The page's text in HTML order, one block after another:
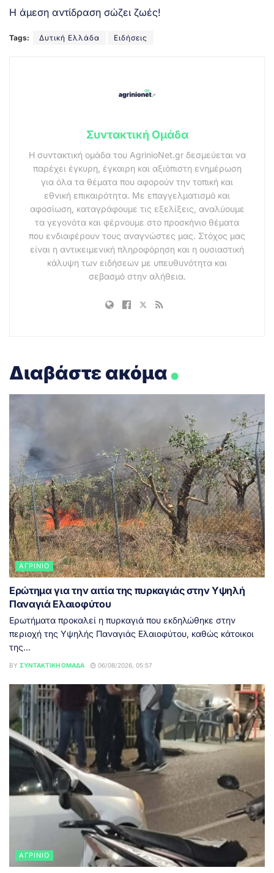
Η άμεση αντίδραση σώζει ζωές!
Tags: Δυτική Ελλάδα Ειδήσεις
Συντακτική Ομάδα
Η συντακτική ομάδα του AgrinioNet.gr δεσμεύεται να
παρέχει έγκυρη, έγκαιρη και αξιόπιστη ενημέρωση
για όλα τα θέματα που αφορούν την τοπική και
εθνική επικαιρότητα. Με επαγγελματισμό και
αφοσίωση, καταγράφουμε τις εξελίξεις, αναλύουμε
τα γεγονότα και φέρνουμε στο προσκήνιο θέματα
που ενδιαφέρουν τους αναγνώστες μας. Στόχος μας
είναι η αντικειμενική πληροφόρηση και η ουσιαστική
κάλυψη των ειδήσεων με υπευθυνότητα και
σεβασμό στην αλήθεια.
Διαβάστε ακόμα.
ΑΓΡΊΝΙΟ
Ερώτημα για την αιτία της πυρκαγιάς στην Υψηλή
Παναγιά Ελαιοφύτου
Ερωτήματα προκαλεί η πυρκαγιά που εκδηλώθηκε στην
περιοχή της Υψηλής Παναγιάς Ελαιοφύτου, καθώς κάτοικοι
της...
BY ΣΥΝΤΑΚΤΙΚΉ ΟΜΆΔΑ 06/08/2026, 05:57
ΑΓΡΊΝΙΟ